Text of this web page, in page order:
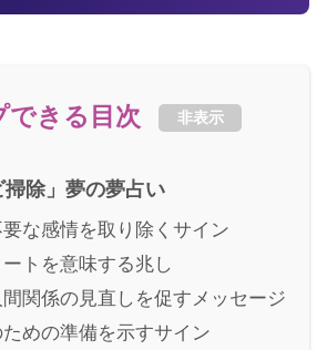
できる目次 非表示
掃除」夢の夢占い
な感情を取り除くサイン
トを意味する兆し
関係の見直しを促すメッセージ
めの準備を示すサイン